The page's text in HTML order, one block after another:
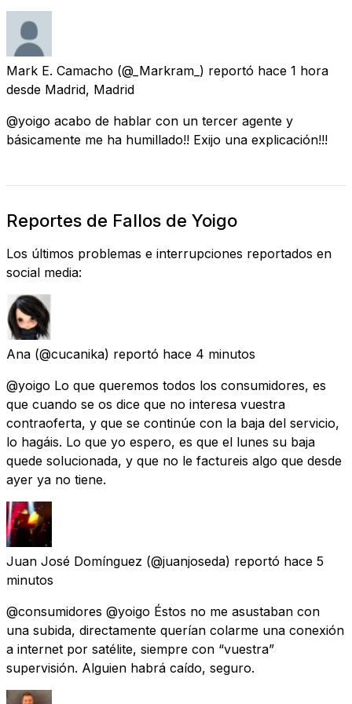
Mark E. Camacho (@_Markram_) reportó hace 1 hora
desde Madrid, Madrid
@yoigo acabo de hablar con un tercer agente y
básicamente me ha humillado!! Exijo una explicación!!!
Reportes de Fallos de Yoigo
Los últimos problemas e interrupciones reportados en
social media:
Ana (@cucanika) reportó hace 4 minutos
@yoigo Lo que queremos todos los consumidores, es
que cuando se os dice que no interesa vuestra
contraoferta, y que se continúe con la baja del servicio,
lo hagáis. Lo que yo espero, es que el lunes su baja
quede solucionada, y que no le factureis algo que desde
ayer ya no tiene.
Juan José Domínguez (@juanjoseda) reportó hace 5
minutos
@consumidores @yoigo Éstos no me asustaban con
una subida, directamente querían colarme una conexión
a internet por satélite, siempre con “vuestra”
supervisión. Alguien habrá caído, seguro.